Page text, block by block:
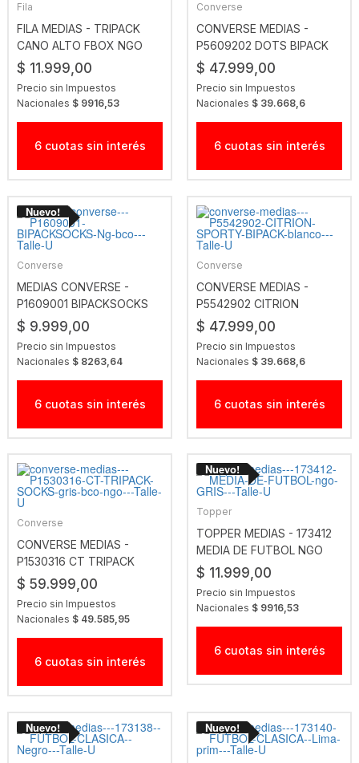
Fila
FILA MEDIAS - TRIPACK
CANO ALTO FBOX NGO
$ 11.999,00
Precio sin Impuestos
Nacionales $ 9916,53
6 cuotas sin interés
Converse
CONVERSE MEDIAS -
P5609202 DOTS BIPACK
SOCKS BLANCO
$ 47.999,00
Precio sin Impuestos
Nacionales $ 39.668,6
6 cuotas sin interés
Converse
MEDIAS CONVERSE -
P1609001 BIPACKSOCKS
NG BCO
$ 9.999,00
Precio sin Impuestos
Nacionales $ 8263,64
6 cuotas sin interés
Converse
CONVERSE MEDIAS -
P5542902 CITRION
SPORTY BIPACK BLANCO
$ 47.999,00
Precio sin Impuestos
Nacionales $ 39.668,6
6 cuotas sin interés
Converse
CONVERSE MEDIAS -
P1530316 CT TRIPACK
SOCKS GRIS BCO NGO
$ 59.999,00
Precio sin Impuestos
Nacionales $ 49.585,95
6 cuotas sin interés
Topper
TOPPER MEDIAS - 173412
MEDIA DE FUTBOL NGO
GRIS
$ 11.999,00
Precio sin Impuestos
Nacionales $ 9916,53
6 cuotas sin interés